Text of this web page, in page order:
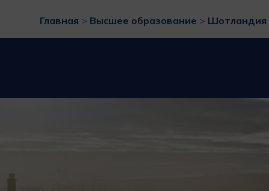
Главная > Высшее образование > Шотландия